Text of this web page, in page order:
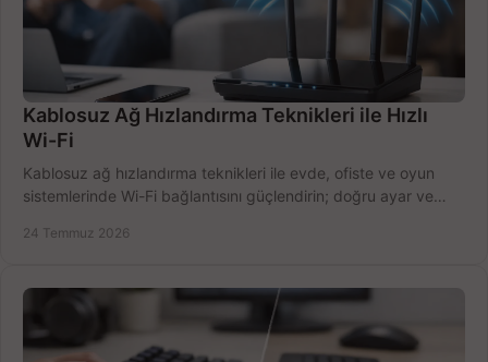
Kablosuz Ağ Hızlandırma Teknikleri ile Hızlı
Wi-Fi
Kablosuz ağ hızlandırma teknikleri ile evde, ofiste ve oyun
sistemlerinde Wi-Fi bağlantısını güçlendirin; doğru ayar ve
24 Temmuz 2026